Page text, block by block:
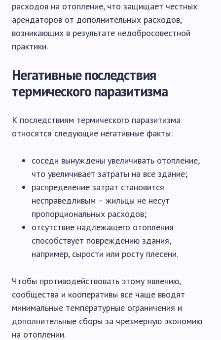
расходов на отопление, что защищает честных
арендаторов от дополнительных расходов,
возникающих в результате недобросовестной
практики.
Негативные последствия
термического паразитизма
К последствиям термического паразитизма
относятся следующие негативные факты:
соседи вынуждены увеличивать отопление,
что увеличивает затраты на все здание;
распределение затрат становится
несправедливым – жильцы не несут
пропорциональных расходов;
отсутствие надлежащего отопления
способствует повреждению здания,
например, сырости или росту плесени.
Чтобы противодействовать этому явлению,
сообщества и кооперативы все чаще вводят
минимальные температурные ограничения и
дополнительные сборы за чрезмерную экономию
на отоплении.